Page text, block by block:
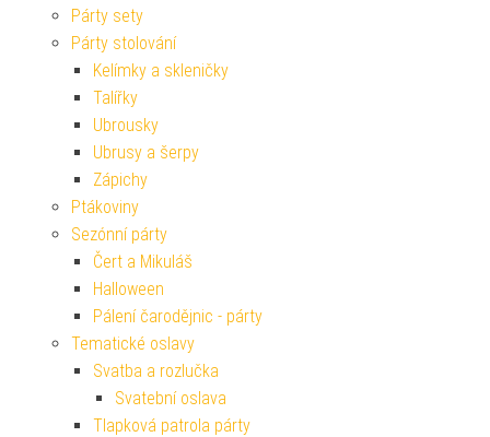
Párty sety
Párty stolování
Kelímky a skleničky
Talířky
Ubrousky
Ubrusy a šerpy
Zápichy
Ptákoviny
Sezónní párty
Čert a Mikuláš
Halloween
Pálení čarodějnic - párty
Tematické oslavy
Svatba a rozlučka
Svatební oslava
Tlapková patrola párty